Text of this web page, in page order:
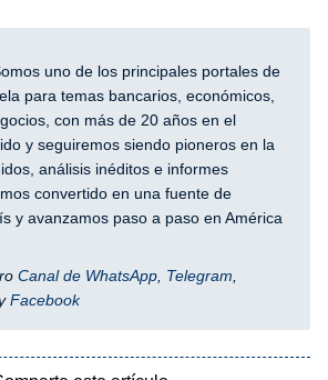
uno de los principales portales de
para temas bancarios, económicos,
con más de 20 años en el
y seguiremos siendo pioneros en la
análisis inéditos e informes
convertido en una fuente de
y avanzamos paso a paso en América
Canal de WhatsApp Telegram
Facebook